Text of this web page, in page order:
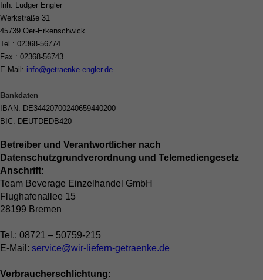
Inh. Ludger Engler
Werkstraße 31
45739 Oer-Erkenschwick
Tel.: 02368-56774
Fax.: 02368-56743
E-Mail: info@getraenke-engler.de
Bankdaten
IBAN: DE34420700240659440200
BIC: DEUTDEDB420
Betreiber und Verantwortlicher nach
Datenschutzgrundverordnung und Telemediengesetz
Anschrift:
Team Beverage Einzelhandel GmbH
Flughafenallee 15
28199 Bremen
Tel.: 08721 – 50759-215
E-Mail: service@wir-liefern-getraenke.de
Verbraucherschlichtung: